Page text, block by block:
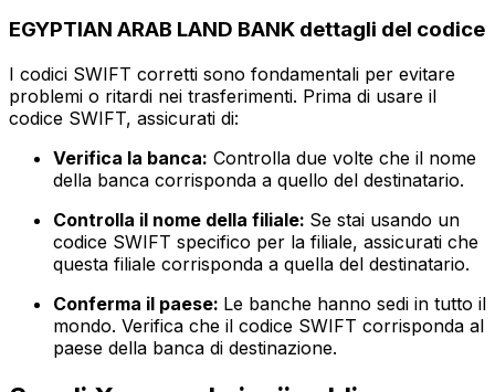
EGYPTIAN ARAB LAND BANK dettagli del codice
I codici SWIFT corretti sono fondamentali per evitare
problemi o ritardi nei trasferimenti. Prima di usare il
codice SWIFT, assicurati di:
Verifica la banca: Controlla due volte che il nome
della banca corrisponda a quello del destinatario.
Controlla il nome della filiale: Se stai usando un
codice SWIFT specifico per la filiale, assicurati che
questa filiale corrisponda a quella del destinatario.
Conferma il paese: Le banche hanno sedi in tutto il
mondo. Verifica che il codice SWIFT corrisponda al
paese della banca di destinazione.